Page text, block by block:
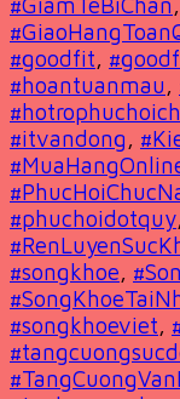
#goodfit,
#hoantuanmau,
#itvandong,
#phuchoidotquy,
#songkhoe,
#songkhoeviet,